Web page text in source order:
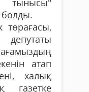
тынысы"
болды.
төрағасы,
атап
халық
газетке